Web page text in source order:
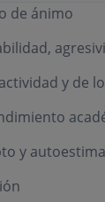
de ánimo
y de
y autoestima